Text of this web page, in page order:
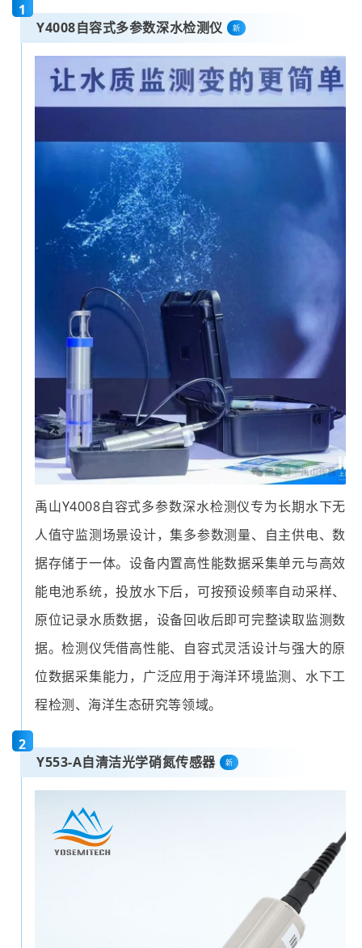
1
Y4008自容式多参数深水检测仪
新
禹山Y4008自容式多参数深水检测仪专为长期水下无
人值守监测场景设计，集多参数测量、自主供电、数
据存储于一体。设备内置高性能数据采集单元与高效
能电池系统，投放水下后，可按预设频率自动采样、
原位记录水质数据，设备回收后即可完整读取监测数
据。检测仪凭借高性能、自容式灵活设计与强大的原
位数据采集能力，广泛应用于海洋环境监测、水下工
程检测、海洋生态研究等领域。
2
Y553-A自清洁光学硝氮传感器
新